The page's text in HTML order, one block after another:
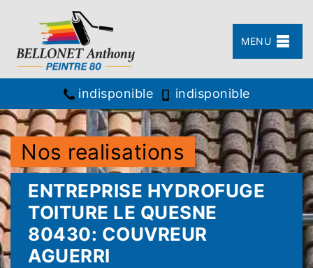
MENU
indisponible indisponible
Nos realisations
ENTREPRISE HYDROFUGE
TOITURE LE QUESNE
80430: COUVREUR
AGUERRI